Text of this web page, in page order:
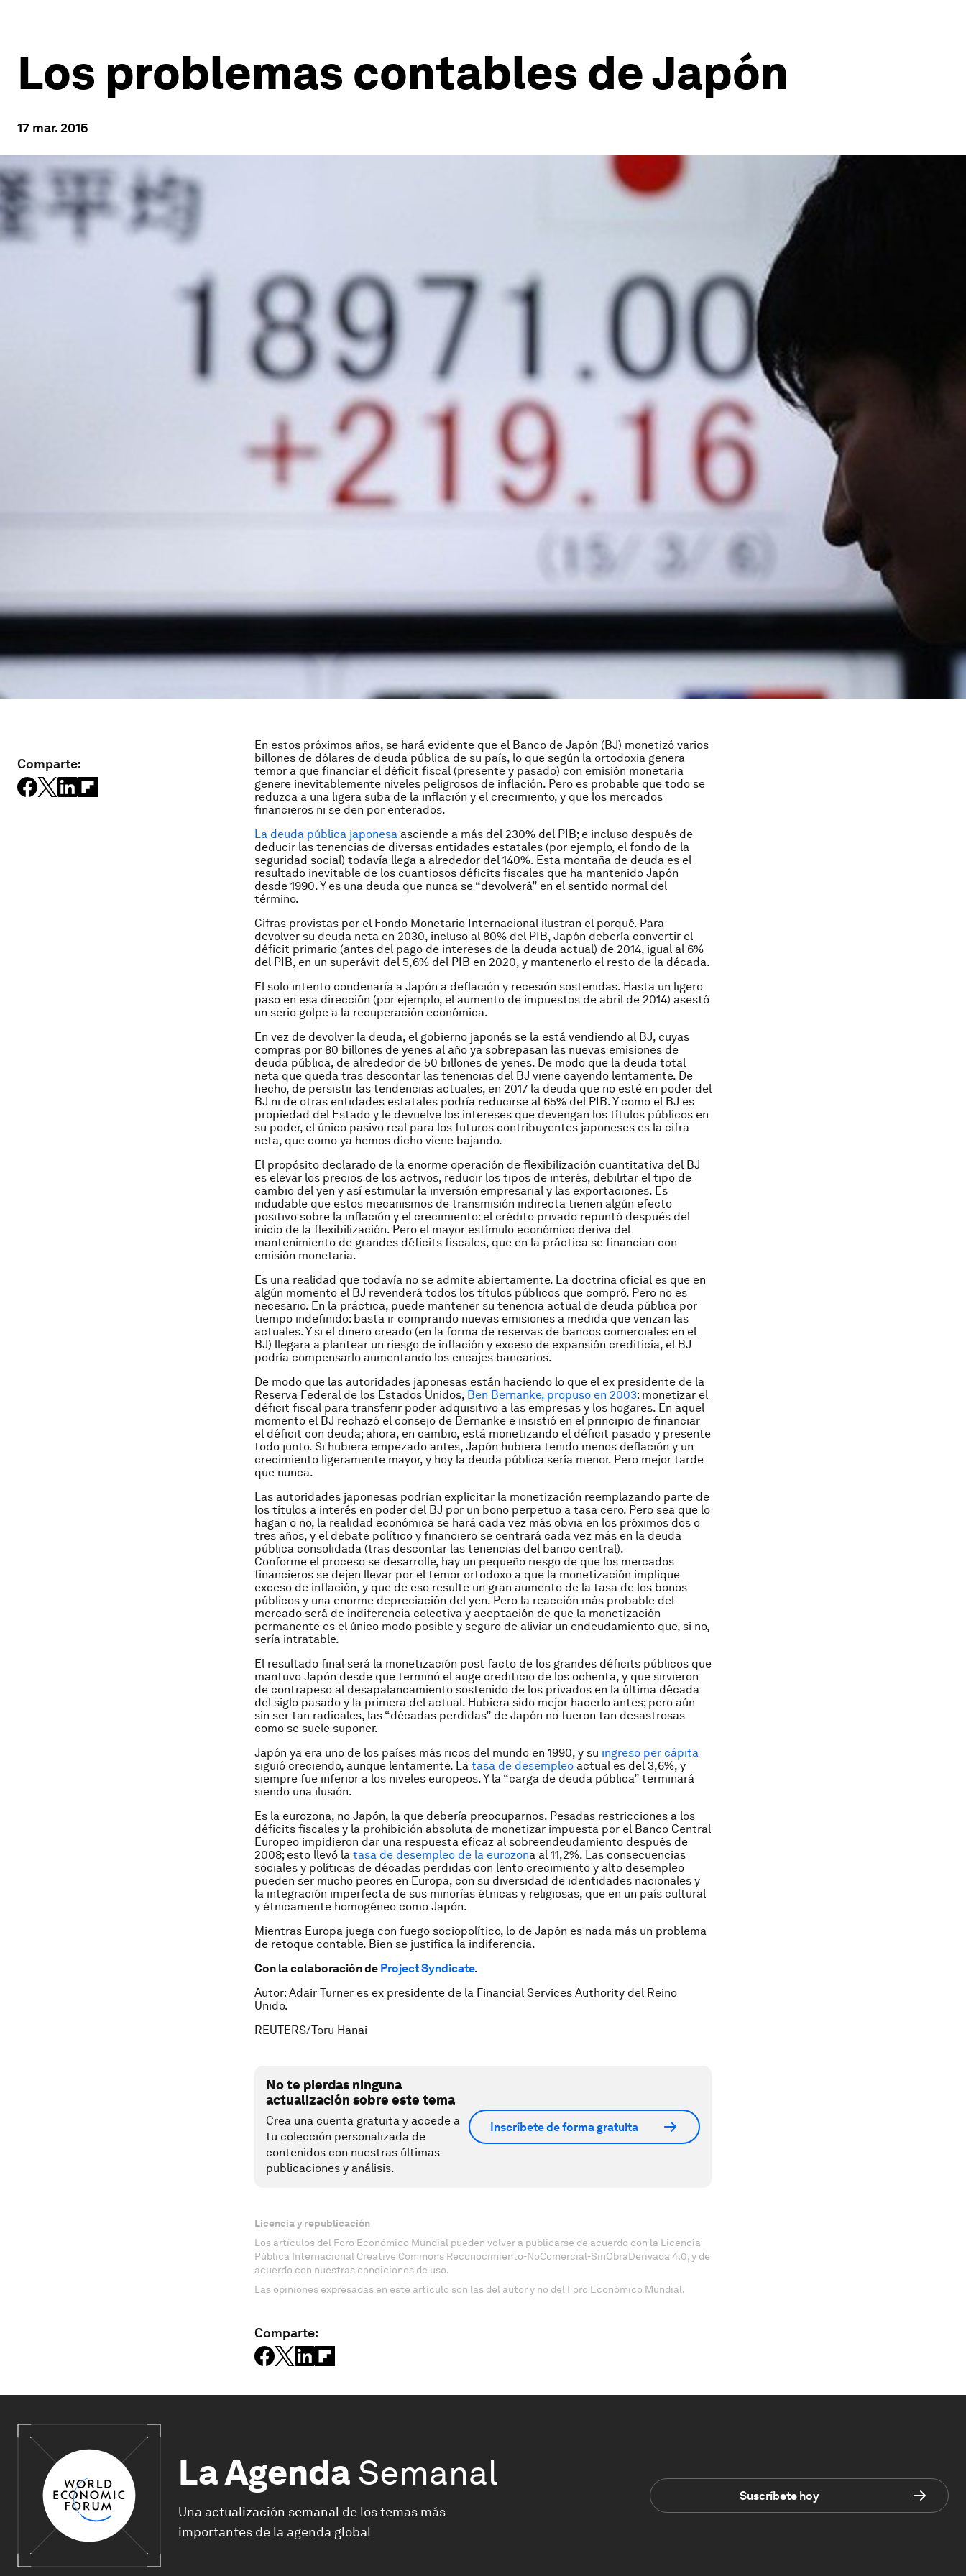
Los problemas contables de Japón
17 mar. 2015
Comparte:
En estos próximos años, se hará evidente que el Banco de Japón (BJ) monetizó varios
billones de dólares de deuda pública de su país, lo que según la ortodoxia genera
temor a que financiar el déficit fiscal (presente y pasado) con emisión monetaria
genere inevitablemente niveles peligrosos de inflación. Pero es probable que todo se
reduzca a una ligera suba de la inflación y el crecimiento, y que los mercados
financieros ni se den por enterados.
La deuda pública japonesa asciende a más del 230% del PIB; e incluso después de
deducir las tenencias de diversas entidades estatales (por ejemplo, el fondo de la
seguridad social) todavía llega a alrededor del 140%. Esta montaña de deuda es el
resultado inevitable de los cuantiosos déficits fiscales que ha mantenido Japón
desde 1990. Y es una deuda que nunca se “devolverá” en el sentido normal del
término.
Cifras provistas por el Fondo Monetario Internacional ilustran el porqué. Para
devolver su deuda neta en 2030, incluso al 80% del PIB, Japón debería convertir el
déficit primario (antes del pago de intereses de la deuda actual) de 2014, igual al 6%
del PIB, en un superávit del 5,6% del PIB en 2020, y mantenerlo el resto de la década.
El solo intento condenaría a Japón a deflación y recesión sostenidas. Hasta un ligero
paso en esa dirección (por ejemplo, el aumento de impuestos de abril de 2014) asestó
un serio golpe a la recuperación económica.
En vez de devolver la deuda, el gobierno japonés se la está vendiendo al BJ, cuyas
compras por 80 billones de yenes al año ya sobrepasan las nuevas emisiones de
deuda pública, de alrededor de 50 billones de yenes. De modo que la deuda total
neta que queda tras descontar las tenencias del BJ viene cayendo lentamente. De
hecho, de persistir las tendencias actuales, en 2017 la deuda que no esté en poder del
BJ ni de otras entidades estatales podría reducirse al 65% del PIB. Y como el BJ es
propiedad del Estado y le devuelve los intereses que devengan los títulos públicos en
su poder, el único pasivo real para los futuros contribuyentes japoneses es la cifra
neta, que como ya hemos dicho viene bajando.
El propósito declarado de la enorme operación de flexibilización cuantitativa del BJ
es elevar los precios de los activos, reducir los tipos de interés, debilitar el tipo de
cambio del yen y así estimular la inversión empresarial y las exportaciones. Es
indudable que estos mecanismos de transmisión indirecta tienen algún efecto
positivo sobre la inflación y el crecimiento: el crédito privado repuntó después del
inicio de la flexibilización. Pero el mayor estímulo económico deriva del
mantenimiento de grandes déficits fiscales, que en la práctica se financian con
emisión monetaria.
Es una realidad que todavía no se admite abiertamente. La doctrina oficial es que en
algún momento el BJ revenderá todos los títulos públicos que compró. Pero no es
necesario. En la práctica, puede mantener su tenencia actual de deuda pública por
tiempo indefinido: basta ir comprando nuevas emisiones a medida que venzan las
actuales. Y si el dinero creado (en la forma de reservas de bancos comerciales en el
BJ) llegara a plantear un riesgo de inflación y exceso de expansión crediticia, el BJ
podría compensarlo aumentando los encajes bancarios.
De modo que las autoridades japonesas están haciendo lo que el ex presidente de la
Reserva Federal de los Estados Unidos, Ben Bernanke, propuso en 2003: monetizar el
déficit fiscal para transferir poder adquisitivo a las empresas y los hogares. En aquel
momento el BJ rechazó el consejo de Bernanke e insistió en el principio de financiar
el déficit con deuda; ahora, en cambio, está monetizando el déficit pasado y presente
todo junto. Si hubiera empezado antes, Japón hubiera tenido menos deflación y un
crecimiento ligeramente mayor, y hoy la deuda pública sería menor. Pero mejor tarde
que nunca.
Las autoridades japonesas podrían explicitar la monetización reemplazando parte de
los títulos a interés en poder del BJ por un bono perpetuo a tasa cero. Pero sea que lo
hagan o no, la realidad económica se hará cada vez más obvia en los próximos dos o
tres años, y el debate político y financiero se centrará cada vez más en la deuda
pública consolidada (tras descontar las tenencias del banco central).
Conforme el proceso se desarrolle, hay un pequeño riesgo de que los mercados
financieros se dejen llevar por el temor ortodoxo a que la monetización implique
exceso de inflación, y que de eso resulte un gran aumento de la tasa de los bonos
públicos y una enorme depreciación del yen. Pero la reacción más probable del
mercado será de indiferencia colectiva y aceptación de que la monetización
permanente es el único modo posible y seguro de aliviar un endeudamiento que, si no,
sería intratable.
El resultado final será la monetización post facto de los grandes déficits públicos que
mantuvo Japón desde que terminó el auge crediticio de los ochenta, y que sirvieron
de contrapeso al desapalancamiento sostenido de los privados en la última década
del siglo pasado y la primera del actual. Hubiera sido mejor hacerlo antes; pero aún
sin ser tan radicales, las “décadas perdidas” de Japón no fueron tan desastrosas
como se suele suponer.
Japón ya era uno de los países más ricos del mundo en 1990, y su ingreso per cápita
siguió creciendo, aunque lentamente. La tasa de desempleo actual es del 3,6%, y
siempre fue inferior a los niveles europeos. Y la “carga de deuda pública” terminará
siendo una ilusión.
Es la eurozona, no Japón, la que debería preocuparnos. Pesadas restricciones a los
déficits fiscales y la prohibición absoluta de monetizar impuesta por el Banco Central
Europeo impidieron dar una respuesta eficaz al sobreendeudamiento después de
2008; esto llevó la tasa de desempleo de la eurozona al 11,2%. Las consecuencias
sociales y políticas de décadas perdidas con lento crecimiento y alto desempleo
pueden ser mucho peores en Europa, con su diversidad de identidades nacionales y
la integración imperfecta de sus minorías étnicas y religiosas, que en un país cultural
y étnicamente homogéneo como Japón.
Mientras Europa juega con fuego sociopolítico, lo de Japón es nada más un problema
de retoque contable. Bien se justifica la indiferencia.
Con la colaboración de Project Syndicate.
Autor: Adair Turner es ex presidente de la Financial Services Authority del Reino
Unido.
REUTERS/Toru Hanai
No te pierdas ninguna
actualización sobre este tema
Crea una cuenta gratuita y accede a
tu colección personalizada de
contenidos con nuestras últimas
publicaciones y análisis.
Inscríbete de forma gratuita
Licencia y republicación
Los artículos del Foro Económico Mundial pueden volver a publicarse de acuerdo con la Licencia
Pública Internacional Creative Commons Reconocimiento-NoComercial-SinObraDerivada 4.0, y de
acuerdo con nuestras condiciones de uso.
Las opiniones expresadas en este artículo son las del autor y no del Foro Económico Mundial.
Comparte:
La Agenda Semanal
Una actualización semanal de los temas más
importantes de la agenda global
Suscríbete hoy